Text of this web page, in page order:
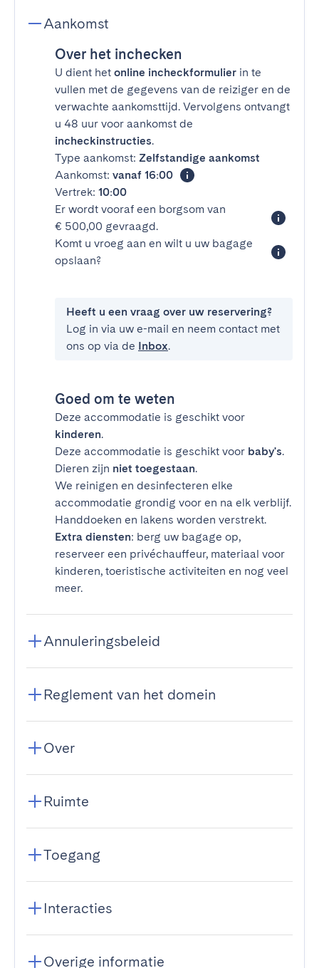
Aankomst
Over het inchecken
U dient het online incheckformulier in te
vullen met de gegevens van de reiziger en de
verwachte aankomsttijd. Vervolgens ontvangt
u 48 uur voor aankomst de
incheckinstructies.
Type aankomst: Zelfstandige aankomst
Aankomst: vanaf 16:00
Vertrek: 10:00
Er wordt vooraf een borgsom van
€ 500,00 gevraagd.
Komt u vroeg aan en wilt u uw bagage
opslaan?
Heeft u een vraag over uw reservering?
Log in via uw e-mail en neem contact met
ons op via de Inbox.
Goed om te weten
Deze accommodatie is geschikt voor
kinderen.
Deze accommodatie is geschikt voor baby's.
Dieren zijn niet toegestaan.
We reinigen en desinfecteren elke
accommodatie grondig voor en na elk verblijf.
Handdoeken en lakens worden verstrekt.
Extra diensten: berg uw bagage op,
reserveer een privéchauffeur, materiaal voor
kinderen, toeristische activiteiten en nog veel
meer.
Annuleringsbeleid
Reglement van het domein
Over
Ruimte
Toegang
Interacties
Overige informatie